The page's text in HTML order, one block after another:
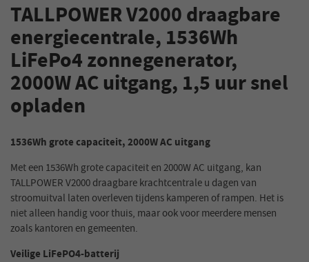
TALLPOWER V2000 draagbare
energiecentrale, 1536Wh
LiFePo4 zonnegenerator,
2000W AC uitgang, 1,5 uur snel
opladen
1536Wh grote capaciteit, 2000W AC uitgang
Met een 1536Wh grote capaciteit en 2000W AC uitgang, kan
TALLPOWER V2000 draagbare krachtcentrale u dagen van
stroomuitval laten overleven tijdens kamperen of rampen. Het is
niet alleen handig voor thuis, maar ook voor meerdere mensen
zoals kantoren en gemeenten.
Veilige LiFePO4-batterij